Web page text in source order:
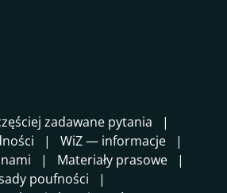
zadawane pytania
WiZ — informacje
Materiały prasowe
poufności